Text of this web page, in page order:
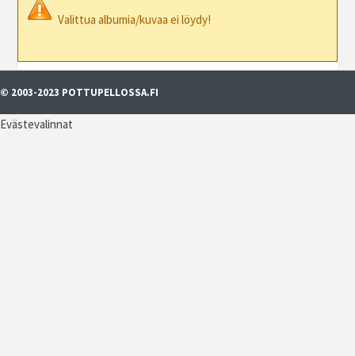
Valittua albumia/kuvaa ei löydy!
© 2003-2023 POTTUPELLOSSA.FI
Evästevalinnat